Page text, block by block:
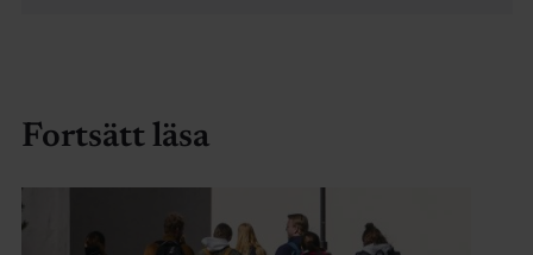
Fortsätt läsa